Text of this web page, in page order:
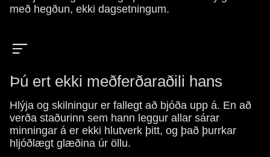
með hegðun, ekki dagsetningum.
Þú ert ekki meðferðaraðili hans
Hlýja og skilningur er fallegt að bjóða upp á. En að
verða staðurinn sem hann leggur allar sárar
minningar á er ekki hlutverk þitt, og það þurrkar
hljóðlægt glæðina úr öllu.